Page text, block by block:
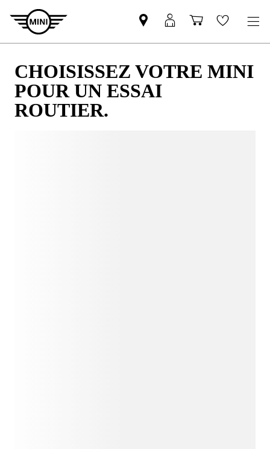
CHOISISSEZ VOTRE MINI
POUR UN ESSAI
ROUTIER.